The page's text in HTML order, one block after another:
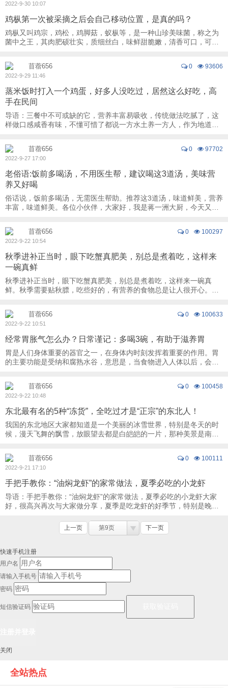
2022-9-30 10:07
鸡枞第一次被采摘之后会自己移动位置，是真的吗？
鸡枞又叫鸡宗，鸡松，鸡脚菇，蚁枞等，是一种山珍美味菌，称之为
菌中之王，其肉肥硕壮实，质细丝白，味鲜甜脆嫩，清香可口，可与
0 93606
苜蓿656
2022-9-29 11:46
蒸米饭时打入一个鸡蛋，好多人没吃过，居然这么好吃，高
手在民间
导语：三餐中不可或缺的它，营养丰富易吸收，传统做法吃腻了，这
样做口感咸香有味，不懂可惜了都说一方水土养一方人，作为地道的
0 97702
苜蓿656
2022-9-27 17:00
老俗语:饭前多喝汤，不用医生帮，建议喝这3道汤，美味营
养又好喝
俗话说，饭前多喝汤，无需医生帮助。推荐这3道汤，味道鲜美，营养
丰富，味道鲜美。各位小伙伴，大家好，我是蒋一洲大厨，今天又到
0 100297
苜蓿656
2022-9-22 10:54
秋季进补正当时，眼下吃蟹真肥美，别总是煮着吃，这样来
一碗真鲜
秋季进补正当时，眼下吃蟹真肥美，别总是煮着吃，这样来一碗真
鲜。秋季需要贴秋膘，吃些好的，有营养的食物总是让人很开心。眼
0 100633
苜蓿656
2022-9-22 10:51
经常胃胀气怎么办？日常谨记：多喝3碗，有助于滋养胃
胃是人们身体重要的器官之一，在身体内时刻发挥着重要的作用。胃
的主要功能是受纳和腐熟水谷，意思是，当食物进入人体以后，会储
0 100458
苜蓿656
2022-9-22 10:48
东北最有名的5种“冻货”，全吃过才是“正宗”的东北人！
我国的东北地区大家都知道是一个美丽的冰雪世界，特别是冬天的时
候，漫天飞舞的飘雪，放眼望去都是白皑皑的一片，那种美景是南方
0 100111
苜蓿656
2022-9-21 17:10
手把手教你：“油焖龙虾”的家常做法，夏季必吃的小龙虾
导语：手把手教你：“油焖龙虾”的家常做法，夏季必吃的小龙虾大家
好，很高兴再次与大家做分享，夏季是吃龙虾的好季节，特别是晚
上一页 第9页 下一页
快速手机注册
用户名
请输入手机号
密码
短信验证码
关闭
全站热点